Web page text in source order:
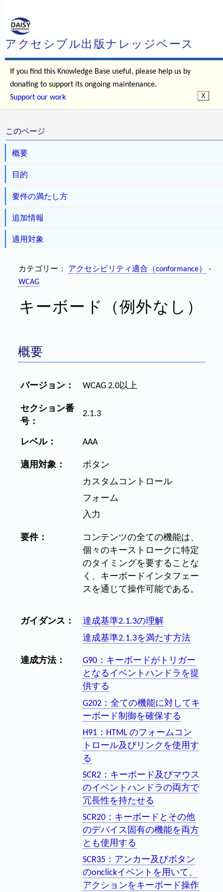
アクセシブル出版ナレッジベース
If you find this Knowledge Base useful, please help us by
donating to support its ongoing maintenance.
Support our work
このページ
概要
目的
要件の満たし方
追加情報
適用対象
カテゴリー： アクセシビリティ適合（conformance）
-
WCAG
キーボード（例外なし）
概要
バージョン： WCAG 2.0以上
セクション番
号：
2.1.3
レベル： AAA
適用対象：
ボタン
カスタムコントロール
フォーム
入力
要件：
コンテンツの全ての機能は、
個々のキーストロークに特定
のタイミングを要することな
く、キーボードインタフェー
スを通じて操作可能である。
ガイダンス：
達成基準2.1.3の理解
達成基準2.1.3を満たす方法
達成方法：
G90：キーボードがトリガー
となるイベントハンドラを提
供する
G202：全ての機能に対してキ
ーボード制御を確保する
H91：HTML のフォームコン
トロール及びリンクを使用す
る
SCR2：キーボード及びマウス
のイベントハンドラの両方で
冗長性を持たせる
SCR20：キーボードとその他
のデバイス固有の機能を両方
とも使用する
SCR35：アンカー及びボタン
のonclickイベントを用いて、
アクションをキーボード操作